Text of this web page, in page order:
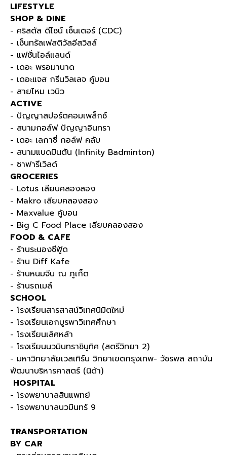
LIFESTYLE
SHOP & DINE
- คริสตัล ดีไซน์ เซ็นเตอร์ (CDC)
- เซ็นทรัลเฟสติวัลอีสวิลล์
- แฟชั่นไอล์แลนด์
- เดอะ พรอมานาด
- เดอะแจส กรีนวิลเลจ คู้บอน
- สายไหม เวนิว
ACTIVE
- ปัญญาสปอร์ตคอมเพล็กซ์
- สนามกอล์ฟ ปัญญาอินทรา
- เดอะ เลกาซี่ กอล์ฟ คลับ
- สนามแบดมินตัน (Infinity Badminton)
- ซาฟารีเวิลด์
GROCERIES
- Lotus เลียบคลองสอง
- Makro เลียบคลองสอง
- Maxvalue คู้บอน
- Big C Food Place เลียบคลองสอง
FOOD & CAFE
- ร้านระนองซีฟู้ด
- ร้าน Diff Kafe
- ร้านหนมจีน ณ ภูเก็ต
- ร้านรถเมล์
SCHOOL
- โรงเรียนสารสาสน์วิเทศนิมิตใหม่
- โรงเรียนเอกบูรพาวิเทศศึกษา
- โรงเรียนเลิศหล้า
- โรงเรียนนวมินทราชินูทิศ (สตรีวิทยา 2)
- มหาวิทยาลัยเวสเทิร์น วิทยาเขตกรุงเทพ- วัชรพล สถาบัน
พัฒนาบริหารศาสตร์ (นิด้า)
HOSPITAL
- โรงพยาบาลสินแพทย์
- โรงพยาบาลนวมินทร์ 9
TRANSPORTATION
BY CAR